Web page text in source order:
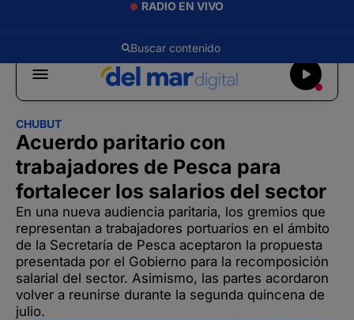
RADIO EN VIVO
CHUBUT
Acuerdo paritario con
trabajadores de Pesca para
fortalecer los salarios del sector
En una nueva audiencia paritaria, los gremios que
representan a trabajadores portuarios en el ámbito
de la Secretaría de Pesca aceptaron la propuesta
presentada por el Gobierno para la recomposición
salarial del sector. Asimismo, las partes acordaron
volver a reunirse durante la segunda quincena de
julio.